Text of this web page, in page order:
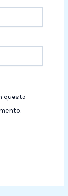
questo